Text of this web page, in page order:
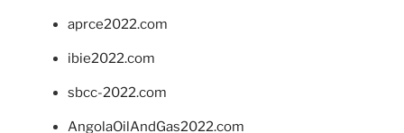
aprce2022.com
ibie2022.com
sbcc-2022.com
AngolaOilAndGas2022.com